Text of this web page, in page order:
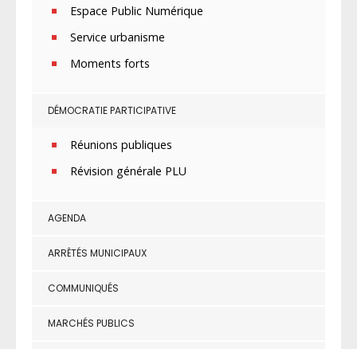
Espace Public Numérique
Service urbanisme
Moments forts
DÉMOCRATIE PARTICIPATIVE
Réunions publiques
Révision générale PLU
AGENDA
ARRÊTÉS MUNICIPAUX
COMMUNIQUÉS
MARCHÉS PUBLICS